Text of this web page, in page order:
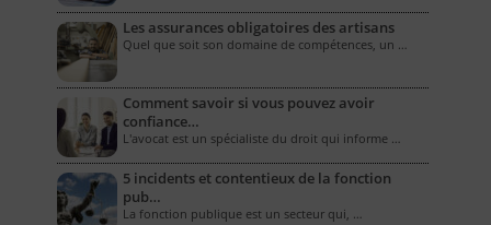
Les assurances obligatoires des artisans
Quel que soit son domaine de compétences, un …
Comment savoir si vous pouvez avoir
confiance…
L'avocat est un spécialiste du droit qui informe …
5 incidents et contentieux de la fonction
pub…
La fonction publique est un secteur qui, …